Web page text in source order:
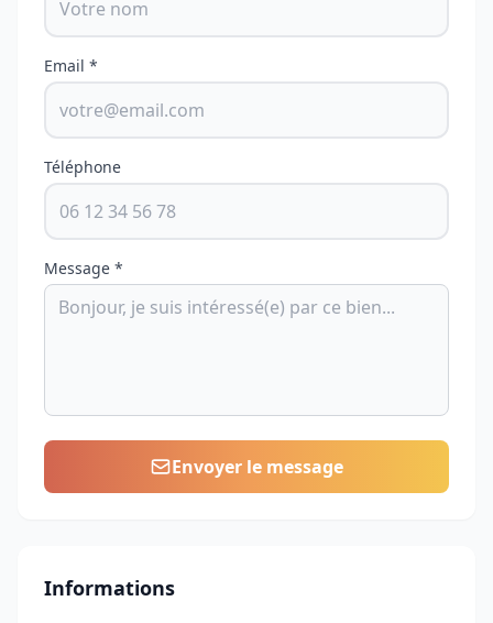
Email *
Téléphone
Message *
Envoyer le message
Informations